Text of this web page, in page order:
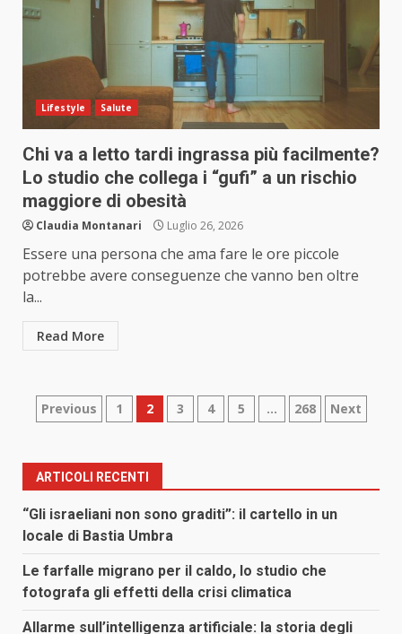
Lifestyle Salute
Chi va a letto tardi ingrassa più facilmente?
Lo studio che collega i “gufi” a un rischio
maggiore di obesità
Claudia Montanari Luglio 26, 2026
Essere una persona che ama fare le ore piccole
potrebbe avere conseguenze che vanno ben oltre
la...
Read More
Paginazione
articoli
Previous 1 2 3 4 5 … 268 Next
ARTICOLI RECENTI
“Gli israeliani non sono graditi”: il cartello in un
locale di Bastia Umbra
Le farfalle migrano per il caldo, lo studio che
fotografa gli effetti della crisi climatica
Allarme sull’intelligenza artificiale: la storia degli